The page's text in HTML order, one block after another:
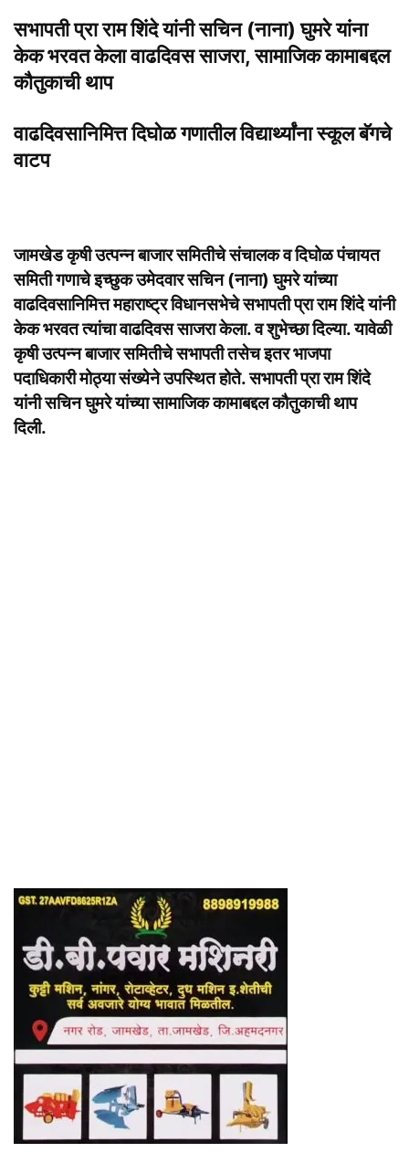
सभापती प्रा राम शिंदे यांनी सचिन (नाना) घुमरे यांना
केक भरवत केला वाढदिवस साजरा, सामाजिक कामाबद्दल
कौतुकाची थाप
वाढदिवसानिमित्त दिघोळ गणातील विद्यार्थ्यांना स्कूल बॅगचे
वाटप
जामखेड कृषी उत्पन्न बाजार समितीचे संचालक व दिघोळ पंचायत
समिती गणाचे इच्छुक उमेदवार सचिन (नाना) घुमरे यांच्या
वाढदिवसानिमित्त महाराष्ट्र विधानसभेचे सभापती प्रा राम शिंदे यांनी
केक भरवत त्यांचा वाढदिवस साजरा केला. व शुभेच्छा दिल्या. यावेळी
कृषी उत्पन्न बाजार समितीचे सभापती तसेच इतर भाजपा
पदाधिकारी मोठ्या संख्येने उपस्थित होते. सभापती प्रा राम शिंदे
यांनी सचिन घुमरे यांच्या सामाजिक कामाबद्दल कौतुकाची थाप
दिली.